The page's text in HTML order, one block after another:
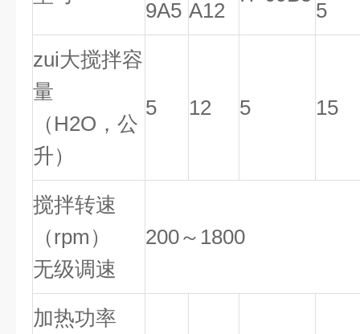
9A5 A12
5
zui大搅拌容
量
（H2O，公
升）
5 12 5 15
搅拌转速
（rpm）
无级调速
200～1800
加热功率